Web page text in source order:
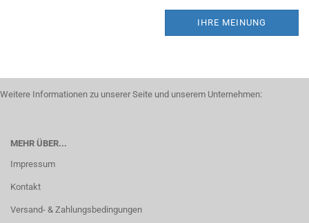
IHRE MEINUNG
Weitere Informationen zu unserer Seite und unserem Unternehmen:
MEHR ÜBER...
Impressum
Kontakt
Versand- & Zahlungsbedingungen